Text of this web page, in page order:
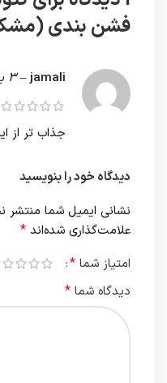
فشن بندی
jamali
– 3 بهمن, 1403
جذاب تر از
دیدگاه خود را بنویسید
نشانی ایمیل شما منتشر
علامت‌گذاری شده‌اند *
امتیاز شما *
دیدگاه شما *